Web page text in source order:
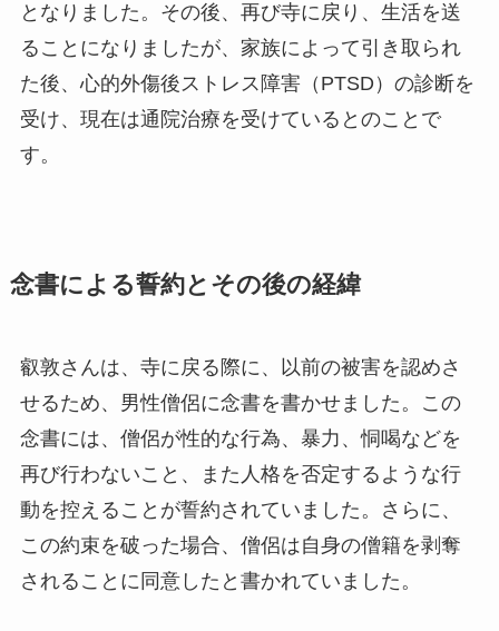
となりました。その後、再び寺に戻り、生活を送
ることになりましたが、家族によって引き取られ
た後、心的外傷後ストレス障害（PTSD）の診断を
受け、現在は通院治療を受けているとのことで
す。
念書による誓約とその後の経緯
叡敦さんは、寺に戻る際に、以前の被害を認めさ
せるため、男性僧侶に念書を書かせました。この
念書には、僧侶が性的な行為、暴力、恫喝などを
再び行わないこと、また人格を否定するような行
動を控えることが誓約されていました。さらに、
この約束を破った場合、僧侶は自身の僧籍を剥奪
されることに同意したと書かれていました。